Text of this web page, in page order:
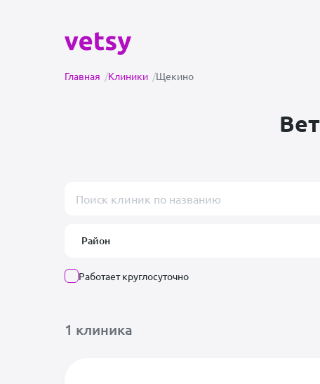
Главная /Клиники /Щекино
Район
Ничего не найдено
Работает круглосуточно
1 клиника